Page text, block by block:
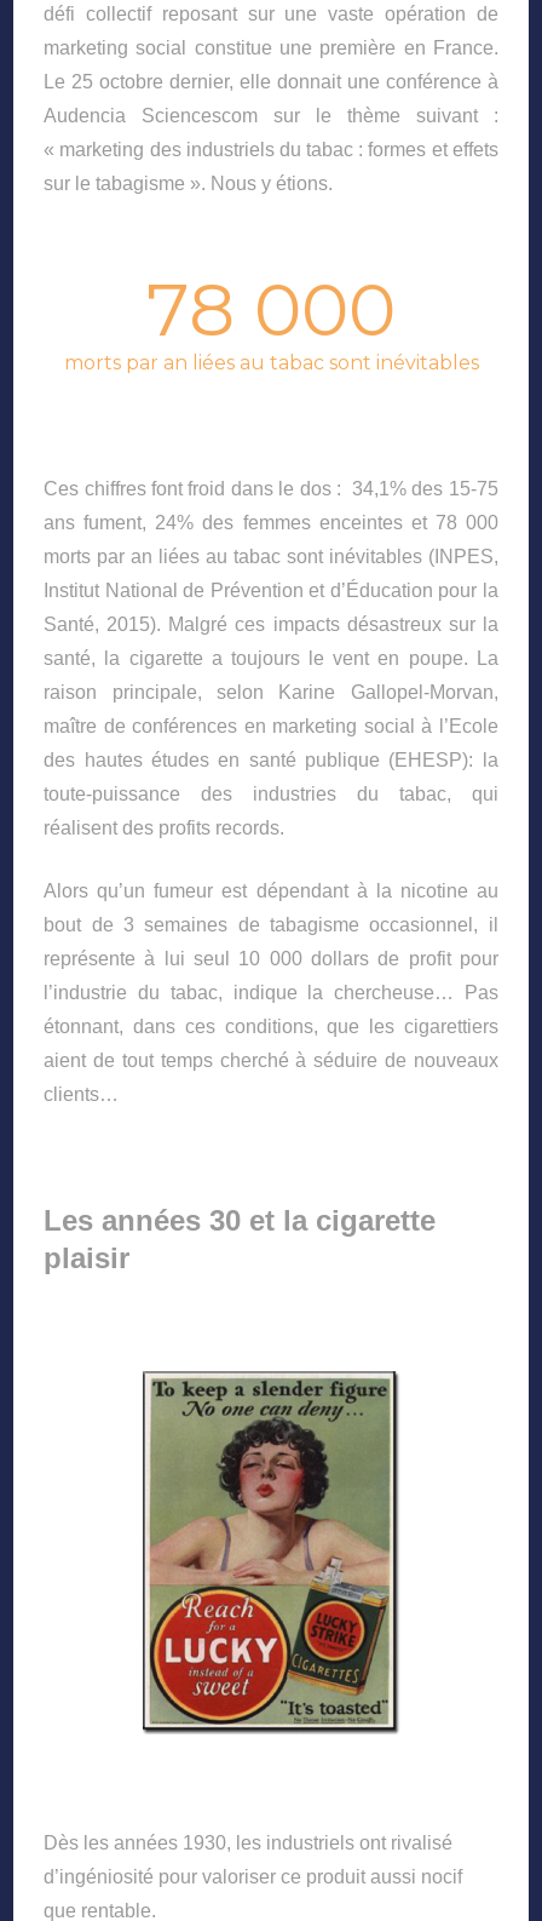
défi collectif reposant sur une vaste opération de
marketing social constitue une première en France.
Le 25 octobre dernier, elle donnait une conférence à
Audencia Sciencescom sur le thème suivant :
« marketing des industriels du tabac : formes et effets
sur le tabagisme ». Nous y étions.
78 000
morts par an liées au tabac sont inévitables
Ces chiffres font froid dans le dos : 34,1% des 15-75
ans fument, 24% des femmes enceintes et 78 000
morts par an liées au tabac sont inévitables (INPES,
Institut National de Prévention et d’Éducation pour la
Santé, 2015). Malgré ces impacts désastreux sur la
santé, la cigarette a toujours le vent en poupe. La
raison principale, selon Karine Gallopel-Morvan,
maître de conférences en marketing social à l’Ecole
des hautes études en santé publique (EHESP): la
toute-puissance des industries du tabac, qui
réalisent des profits records.
Alors qu’un fumeur est dépendant à la nicotine au
bout de 3 semaines de tabagisme occasionnel, il
représente à lui seul 10 000 dollars de profit pour
l’industrie du tabac, indique la chercheuse… Pas
étonnant, dans ces conditions, que les cigarettiers
aient de tout temps cherché à séduire de nouveaux
clients…
Les années 30 et la cigarette
plaisir
Dès les années 1930, les industriels ont rivalisé
d’ingéniosité pour valoriser ce produit aussi nocif
que rentable.